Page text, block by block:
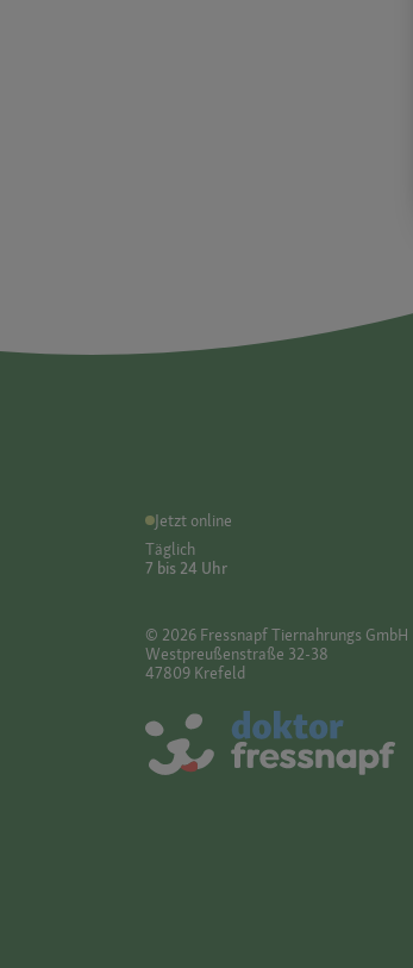
Jetzt online
Täglich
7 bis 24 Uhr
© 2026 Fressnapf Tiernahrungs GmbH
Westpreußenstraße 32-38
47809 Krefeld